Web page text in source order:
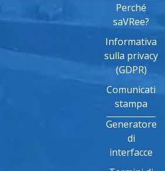
Perché
saVRee?
Informativa
sulla privacy
(GDPR)
Comunicati
stampa
Generatore
di
interfacce